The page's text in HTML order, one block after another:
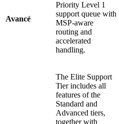
Avancé
Priority Level 1
support queue with
MSP-aware
routing and
accelerated
handling.
The Elite Support
Tier includes all
features of the
Standard and
Advanced tiers,
together with